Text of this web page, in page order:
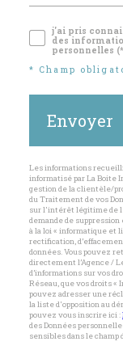
j'ai pris
des
personnelles
* Champ
Envoyer
Les informations
informatisé par La Boite
gestion de la clientèle/
du Traitement de vos
sur l'intérêt légitime de
demande de
à la loi « informatique et
rectification,
données. Vous pouvez
directement l’Agence /
d’informations sur vos
Réseau, que vos droits
pouvez adresser une
la liste d'opposition au
pouvez vous inscrire ici :
des Données
sensibles dans le champ